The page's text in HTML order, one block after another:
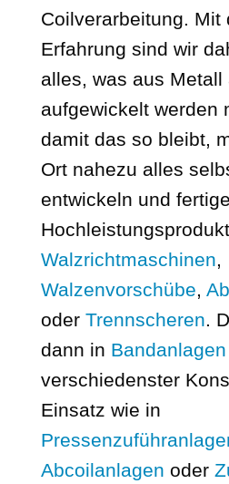
Coilverarbeitung. Mit
Erfahrung sind wir
alles, was aus Metall
aufgewickelt werden
damit das so bleibt,
Ort nahezu alles
entwickeln und
Walzrichtmaschinen,
Walzenvorschübe,
oder Trennscheren.
dann in Bandanlagen
verschiedenster
Einsatz wie in
Abcoilanlagen oder